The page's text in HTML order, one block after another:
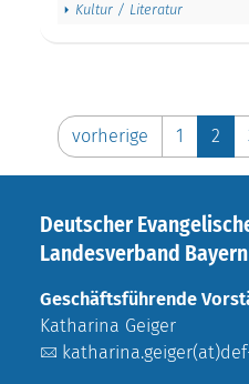
Kultur / Literatur
vorherige 1 2
Deutscher
Landesverband Bayern
Geschäftsführende
Katharina Geiger